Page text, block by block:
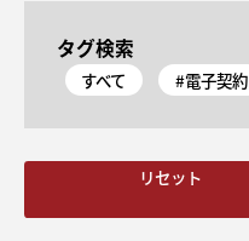
タグ検索
すべて #電子契約
リセット